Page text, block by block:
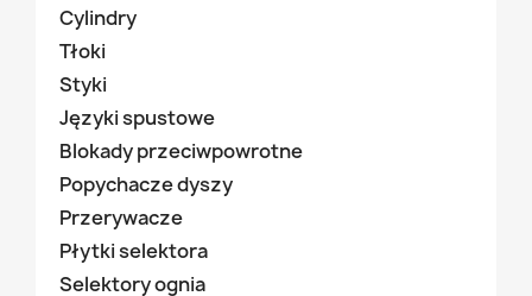
Cylindry
Tłoki
Styki
Języki spustowe
Blokady przeciwpowrotne
Popychacze dyszy
Przerywacze
Płytki selektora
Selektory ognia